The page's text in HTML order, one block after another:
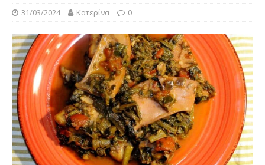
31/03/2024 Κατερίνα 0